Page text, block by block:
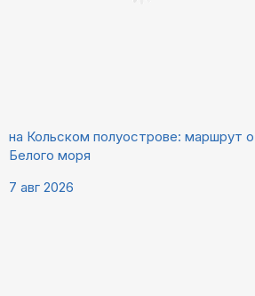
на Кольском полуострове: маршрут
Белого моря
7 авг 2026